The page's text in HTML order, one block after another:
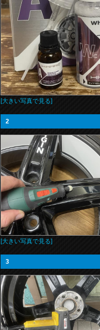
[大きい写真で見る]
2
[大きい写真で見る]
3